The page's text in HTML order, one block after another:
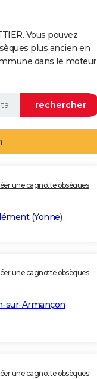
Vous pouvez
plus ancien en
dans le moteur
une cagnotte obsèques
(Yonne)
une cagnotte obsèques
sur-Armançon
une cagnotte obsèques